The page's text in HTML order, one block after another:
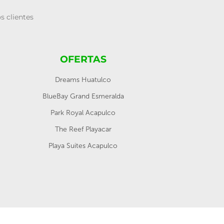
clientes
OFERTAS
Dreams Huatulco
BlueBay Grand Esmeralda
Park Royal Acapulco
The Reef Playacar
Playa Suites Acapulco